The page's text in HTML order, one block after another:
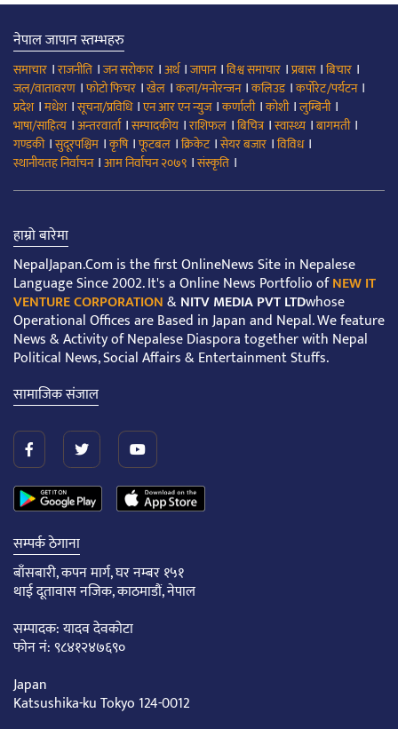
नेपाल जापान स्तम्भहरु
समाचार ।राजनीति ।जन सरोकार ।अर्थ।जापान।विश्व समाचार ।प्रबास।बिचार ।
जल/वातावरण ।फोटो फिचर ।खेल ।कला/मनोरन्जन।कलिउड।कर्पोरेट/पर्यटन।
प्रदेश।मधेश।सूचना/प्रविधि।एन आर एन न्युज।कर्णाली।कोशी।लुम्बिनी।
भाषा/साहित्य ।अन्तरवार्ता।सम्पादकीय ।राशिफल ।बिचित्र।स्वास्थ्य ।बागमती।
गण्डकी।सुदूरपश्चिम ।कृषि।फूटबल ।क्रिकेट।सेयर बजार ।विविध।
स्थानीयतह निर्वाचन।आम निर्वाचन २०७९ ।संस्कृति ।
हाम्रो बारेमा
NepalJapan.Com is the first OnlineNews Site in Nepalese
Language Since 2002. It's a Online News Portfolio ofNEW IT
VENTURE CORPORATION&NITV MEDIA PVT LTDwhose
Operational Offices are Based in Japan and Nepal. We feature
News & Activity of Nepalese Diaspora together with Nepal
Political News, Social Affairs & Entertainment Stuffs.
सामाजिक संजाल
सम्पर्क ठेगाना
बाँसबारी, कपन मार्ग, घर नम्बर १५१
थाई दूतावास नजिक, काठमाडौं, नेपाल
सम्पादक: यादव देवकोटा
फोन नं: ९८४१२४७६९०
Japan
Katsushika-ku Tokyo 124-0012